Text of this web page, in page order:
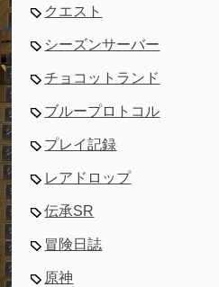
クエスト
シーズンサーバー
チョコットランド
ブループロトコル
プレイ記録
レアドロップ
伝承SR
冒険日誌
原神